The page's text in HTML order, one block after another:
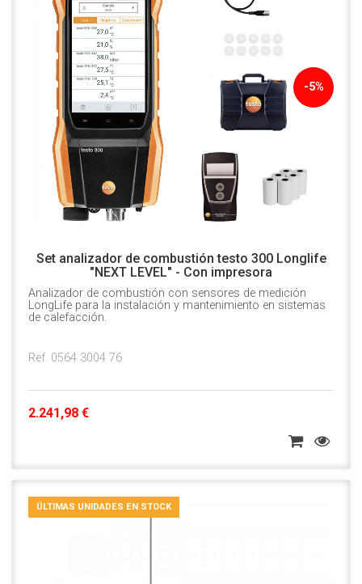
-5%
Set analizador de combustión testo 300 Longlife
"NEXT LEVEL" - Con impresora
Analizador de combustión con sensores de medición
LongLife para la instalación y mantenimiento en sistemas
de calefacción.
Ref. 0564 3004 76
2.241,98 €
ÚLTIMAS UNIDADES EN STOCK